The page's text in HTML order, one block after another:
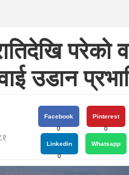
परेको
उडान
Facebook
0
Pinterest
0
Linkedin
0
Whatsapp